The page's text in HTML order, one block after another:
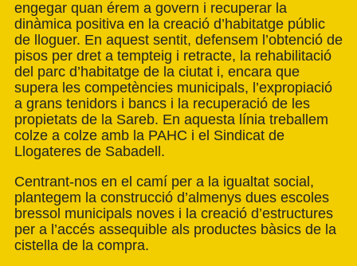
engegar quan érem a govern i recuperar la
dinàmica positiva en la creació d’habitatge públic
de lloguer. En aquest sentit, defensem l’obtenció de
pisos per dret a tempteig i retracte, la rehabilitació
del parc d’habitatge de la ciutat i, encara que
supera les competències municipals, l’expropiació
a grans tenidors i bancs i la recuperació de les
propietats de la Sareb. En aquesta línia treballem
colze a colze amb la PAHC i el Sindicat de
Llogateres de Sabadell.
Centrant-nos en el camí per a la igualtat social,
plantegem la construcció d’almenys dues escoles
bressol municipals noves i la creació d’estructures
per a l’accés assequible als productes bàsics de la
cistella de la compra.